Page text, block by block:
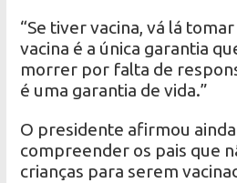
“Se tiver vacina, vá lá
vacina é a única garantia
morrer por falta de
é uma garantia de vida.”
O presidente afirmou
compreender os pais que
crianças para serem